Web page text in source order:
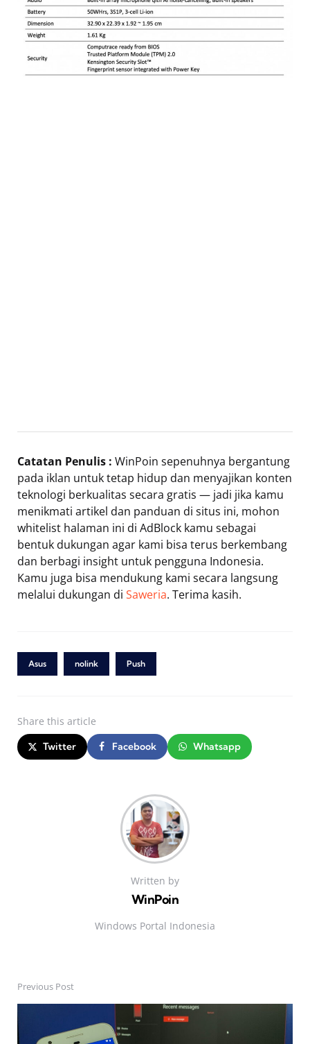
Catatan Penulis : WinPoin sepenuhnya bergantung
pada iklan untuk tetap hidup dan menyajikan konten
teknologi berkualitas secara gratis — jadi jika kamu
menikmati artikel dan panduan di situs ini, mohon
whitelist halaman ini di AdBlock kamu sebagai
bentuk dukungan agar kami bisa terus berkembang
dan berbagi insight untuk pengguna Indonesia.
Kamu juga bisa mendukung kami secara langsung
melalui dukungan di Saweria. Terima kasih.
Asus nolink Push
Share this article
Twitter Facebook Whatsapp
Written by
WinPoin
Windows Portal Indonesia
Post
navigation
Previous Post